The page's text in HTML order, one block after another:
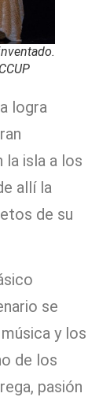
logra
la isla a los
allí la
de su
se
y los
de los
pasión